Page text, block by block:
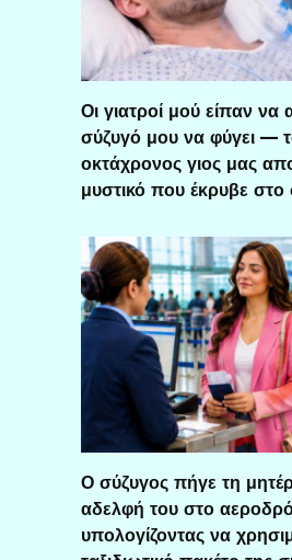
Οι γιατροί μού είπαν
σύζυγό μου να φύγει —
οκτάχρονος γιος μας
μυστικό που έκρυβε στο
Ο σύζυγος πήγε τη
αδελφή του στο
υπολογίζοντας να